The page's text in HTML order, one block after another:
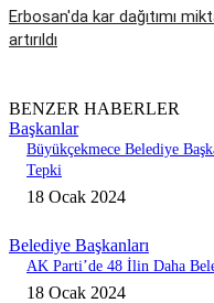
Erbosan'da kar dağıtımı
artırıldı
BENZER HABERLER
Başkanlar
Büyükçekmece Belediye
Tepki
18 Ocak 2024
Belediye Başkanları
AK Parti’de 48 İlin Daha
18 Ocak 2024